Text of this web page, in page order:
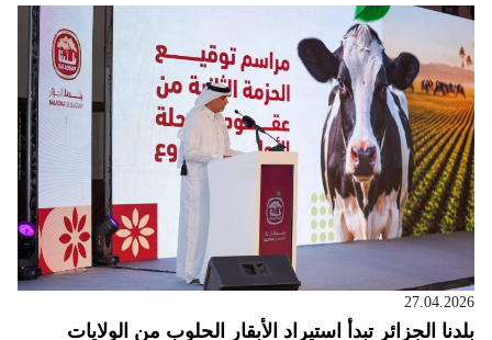
27.04.2026
بلدنا الجزائر تبدأ استيراد الأبقار الحلوب من الولايات